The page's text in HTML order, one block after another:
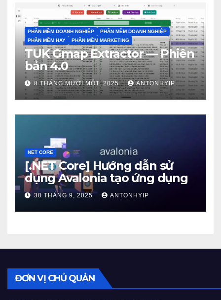
PHẦN MỀM DOANH NGHIỆP
PHẦN MỀM DOANH NGHIỆP
PHẦN MỀM HAY
PHẦN MỀM MARKETING
TUK Gmap Extractor — Phiên
bản 4.0
8 THÁNG MƯỜI MỘT, 2025 ANTONHYIP
NET CORE
[.NET Core] Hướng dẫn sử
dụng Avalonia tạo ứng dụng
30 THÁNG 9, 2025 ANTONHYIP
ĐƠN VỊ CHỦ QUẢN